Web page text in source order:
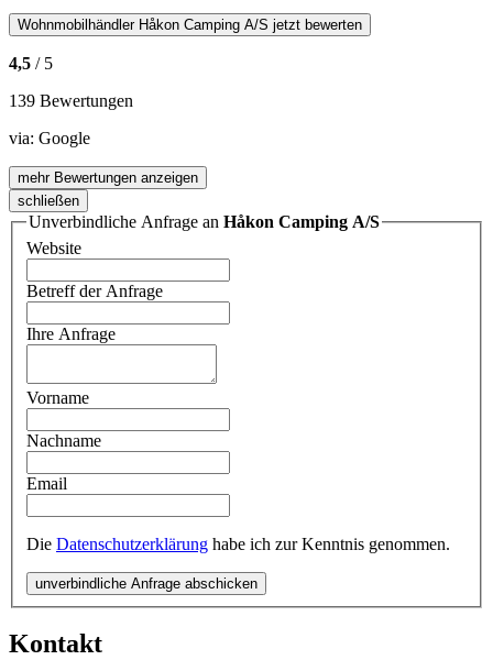
Wohnmobilhändler Håkon Camping A/S jetzt bewerten
4,5 / 5
139 Bewertungen
via: Google
mehr Bewertungen anzeigen
schließen
Unverbindliche Anfrage an Håkon Camping A/S
Website
Betreff der Anfrage
Ihre Anfrage
Vorname
Nachname
Email
Die Datenschutzerklärung habe ich zur Kenntnis genommen.
unverbindliche Anfrage abschicken
Kontakt